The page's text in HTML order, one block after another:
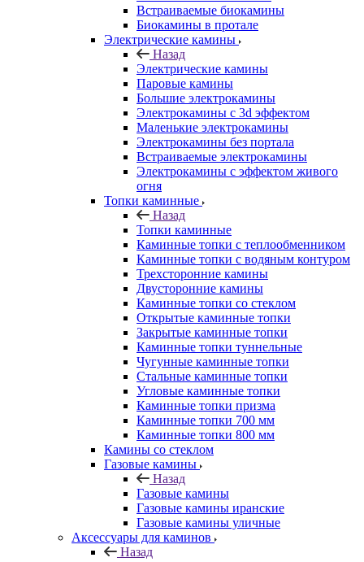
Встраиваемые биокамины
Биокамины в протале
Электрические камины
Назад
Электрические камины
Паровые камины
Большие электрокамины
Электрокамины с 3d эффектом
Маленькие электрокамины
Электрокамины без портала
Встраиваемые электрокамины
Электрокамины с эффектом живого
огня
Топки каминные
Назад
Топки каминные
Каминные топки с теплообменником
Каминные топки с водяным контуром
Трехсторонние камины
Двусторонние камины
Каминные топки со стеклом
Открытые каминные топки
Закрытые каминные топки
Каминные топки туннельные
Чугунные каминные топки
Стальные каминные топки
Угловые каминные топки
Каминные топки призма
Каминные топки 700 мм
Каминные топки 800 мм
Камины со стеклом
Газовые камины
Назад
Газовые камины
Газовые камины иранские
Газовые камины уличные
Аксессуары для каминов
Назад